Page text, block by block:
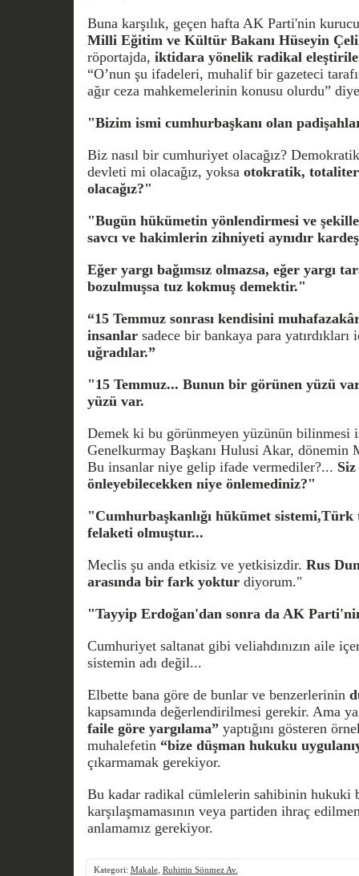
Buna karşılık, geçen hafta AK Parti'nin
Milli Eğitim ve Kültür Bakanı Hüseyin
röportajda, iktidara yönelik radikal
“O’nun şu ifadeleri, muhalif bir gazeteci
ağır ceza mahkemelerinin konusu olurdu”
"Bizim ismi cumhurbaşkanı olan
Biz nasıl bir cumhuriyet olacağız?
devleti mi olacağız, yoksa otokratik,
olacağız?"
"Bugün hükümetin yönlendirmesi ve
savcı ve hakimlerin zihniyeti aynıdır
Eğer yargı bağımsız olmazsa, eğer yargı
bozulmuşsa tuz kokmuş demektir."
“15 Temmuz sonrası kendisini
insanlarsadece bir bankaya para yatırdıkları
uğradılar.”
"15 Temmuz... Bunun bir görünen yüzü
yüzü var.
Demek ki bu görünmeyen yüzünün bilinmesi
Genelkurmay Başkanı Hulusi Akar, dönemin
Bu insanlar niye gelip ifade vermediler?...
önleyebilecekken niye önlemediniz?"
"Cumhurbaşkanlığı hükümet
felaketi olmuştur...
Meclis şu anda etkisiz ve yetkisizdir. Rus
arasında bir fark yokturdiyorum."
"Tayyip Erdoğan'dan sonra da AK
Cumhuriyet saltanat gibi veliahdınızın aile
sistemin adı değil...
Elbette bana göre de bunlar ve benzerlerinin
kapsamında değerlendirilmesi gerekir. Ama
faile göre yargılama” yaptığını gösteren
muhalefetin “bize düşman hukuku
çıkarmamak gerekiyor.
Bu kadar radikal cümlelerin sahibinin hukuki
karşılaşmamasının veya partiden ihraç
anlamamız gerekiyor.
Kategori: Makale, Ruhittin Sönmez Av.